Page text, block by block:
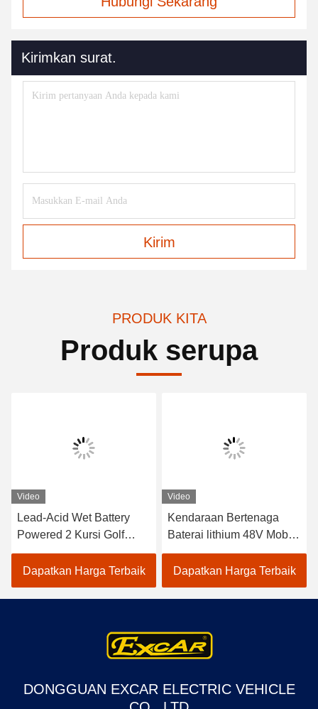
Kirimkan surat.
Kirim
PRODUK KITA
Produk serupa
Video
Lead-Acid Wet Battery
Powered 2 Kursi Golf
Carts / Electric Buggy Car
Golf
Dapatkan Harga Terbaik
Video
Kendaraan Bertenaga
Baterai lithium 48V Mobil
Golf Listrik EXCAR
A1S6+2 Putih
Dapatkan Harga Terbaik
DONGGUAN EXCAR ELECTRIC VEHICLE